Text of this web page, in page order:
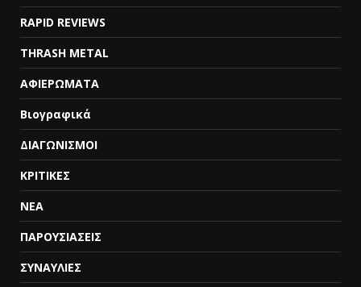
RAPID REVIEWS
THRASH METAL
ΑΦΙΕΡΩΜΑΤΑ
Βιογραφικά
ΔΙΑΓΩΝΙΣΜΟΙ
ΚΡΙΤΙΚΕΣ
ΝΕΑ
ΠΑΡΟΥΣΙΑΣΕΙΣ
ΣΥΝΑΥΛΙΕΣ